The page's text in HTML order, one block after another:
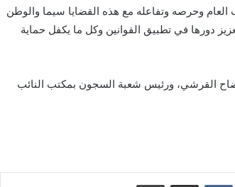
وحرصه وتفاعله مع هذه القضايا سيما والوطن
دورها في تطبيق القوانين وكل ما يكفل حماية
القرشي، ورئيس شعبة السجون بمكتب النائب